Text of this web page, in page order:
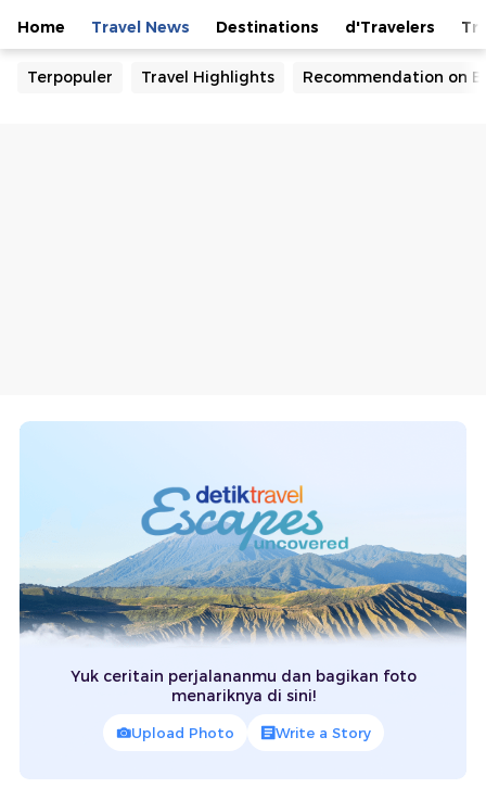
Home Travel News Destinations d'Travelers
Terpopuler Travel Highlights Recommendation on
Yuk ceritain perjalananmu dan bagikan foto
menariknya di sini!
Upload Photo Write a Story